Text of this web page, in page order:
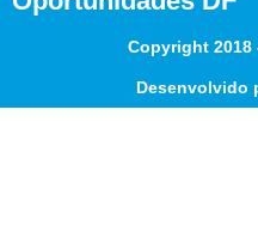
Copyright 2018
Desenvolvido